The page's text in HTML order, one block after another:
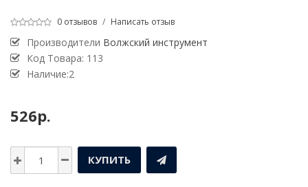
0 отзывов / Написать отзыв
Производители Волжский инструмент
Код Товара: 113
Наличие:2
526р.
КУПИТЬ